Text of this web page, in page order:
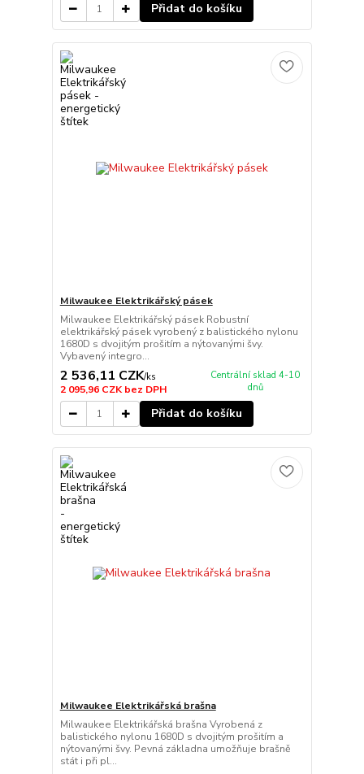
Přidat do košíku
Milwaukee Elektrikářský pásek
Milwaukee Elektrikářský pásek Robustní
elektrikářský pásek vyrobený z balistického nylonu
1680D s dvojitým prošitím a nýtovanými švy.
Vybavený integro...
2 536,11 CZK/ks
2 095,96 CZKbez DPH
Centrální sklad 4-10
dnů
Přidat do košíku
Milwaukee Elektrikářská brašna
Milwaukee Elektrikářská brašna Vyrobená z
balistického nylonu 1680D s dvojitým prošitím a
nýtovanými švy. Pevná základna umožňuje brašně
stát i při pl...